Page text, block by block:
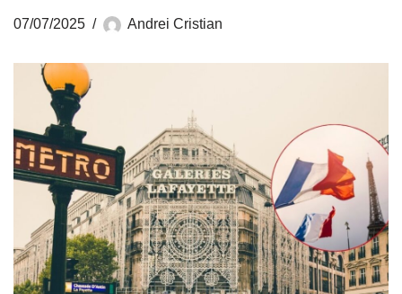
07/07/2025 Andrei Cristian